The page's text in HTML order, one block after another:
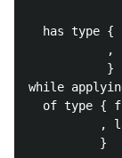
has type {
,
           }
while
of type {
,
          }